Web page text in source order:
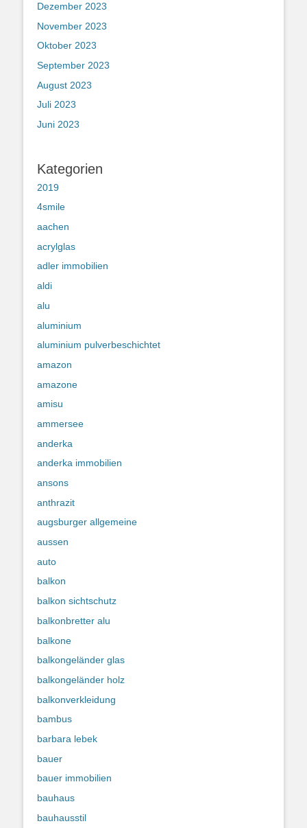
Dezember 2023
November 2023
Oktober 2023
September 2023
August 2023
Juli 2023
Juni 2023
Kategorien
2019
4smile
aachen
acrylglas
adler immobilien
aldi
alu
aluminium
aluminium pulverbeschichtet
amazon
amazone
amisu
ammersee
anderka
anderka immobilien
ansons
anthrazit
augsburger allgemeine
aussen
auto
balkon
balkon sichtschutz
balkonbretter alu
balkone
balkongeländer glas
balkongeländer holz
balkonverkleidung
bambus
barbara lebek
bauer
bauer immobilien
bauhaus
bauhausstil